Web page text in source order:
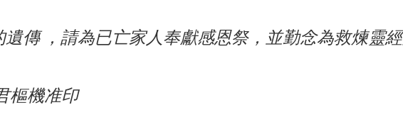
傳 ，請為已亡家人奉獻感恩祭，並勤念為救煉靈
樞機准印